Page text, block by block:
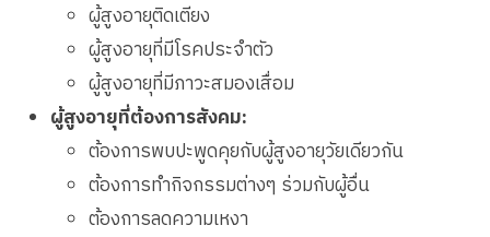
ผู้สูงอายุติดเตียง
ผู้สูงอายุที่มีโรคประจำตัว
ผู้สูงอายุที่มีภาวะสมองเสื่อม
ผู้สูงอายุที่ต้องการสังคม:
ต้องการพบปะพูดคุยกับผู้สูงอายุวัยเดียวกัน
ต้องการทำกิจกรรมต่างๆ ร่วมกับผู้อื่น
ต้องการลดความเหงา